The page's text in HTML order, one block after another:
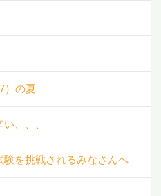
）の夏
、、、
験を挑戦されるみなさんへ